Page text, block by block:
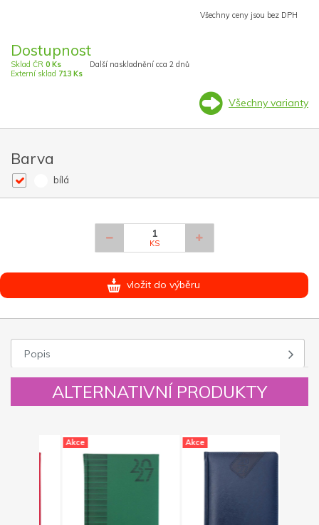
Všechny ceny jsou bez DPH
Dostupnost
Sklad ČR 0 Ks
Externí sklad 713 Ks
Další naskladnění cca 2 dnů
Všechny varianty
Barva
bílá
KS
vložit do výběru
Popis
ALTERNATIVNÍ PRODUKTY